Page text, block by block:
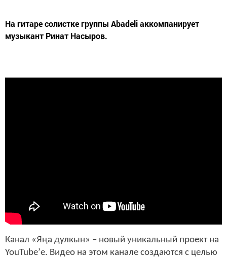
На гитаре солистке группы Abadeli аккомпанирует
музыкант Ринат Насыров.
Канал «Яңа дулкын» ­– новый уникальный проект на
YouTube’е. Видео на этом канале создаются с целью